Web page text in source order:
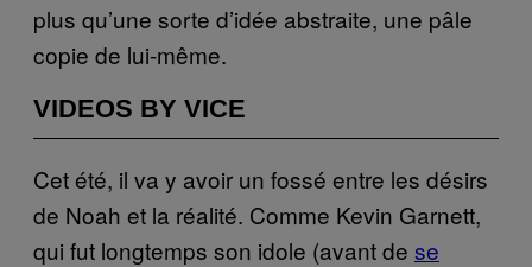
plus qu’une sorte d’idée abstraite, une pâle
copie de lui-même.
VIDEOS BY VICE
Cet été, il va y avoir un fossé entre les désirs
de Noah et la réalité. Comme Kevin Garnett,
qui fut longtemps son idole (avant de se